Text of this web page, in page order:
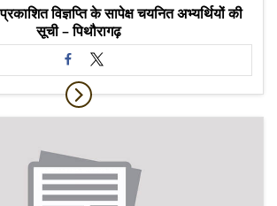
विज्ञप्ति के सापेक्ष चयनित अभ्यर्थियों की
सूची – पिथौरागढ़